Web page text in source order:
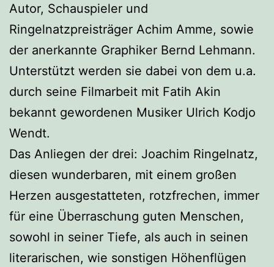
Autor, Schauspieler und
Ringelnatzpreisträger Achim Amme, sowie
der anerkannte Graphiker Bernd Lehmann.
Unterstützt werden sie dabei von dem u.a.
durch seine Filmarbeit mit Fatih Akin
bekannt gewordenen Musiker Ulrich Kodjo
Wendt.
Das Anliegen der drei: Joachim Ringelnatz,
diesen wunderbaren, mit einem großen
Herzen ausgestatteten, rotzfrechen, immer
für eine Überraschung guten Menschen,
sowohl in seiner Tiefe, als auch in seinen
literarischen, wie sonstigen Höhenflügen